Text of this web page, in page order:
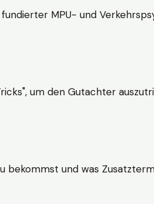
MPU- und
um den Gutachter
bekommst und was